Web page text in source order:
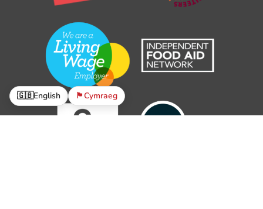
🇬🇧English 🏴󠁧󠁢󠁷󠁬󠁳󠁿Cymraeg